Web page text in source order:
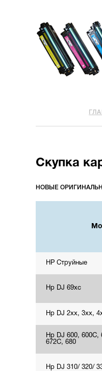
Скупка
НОВЫЕ
HP Струйные
Hp DJ 69xc
Hp DJ 2xx, 3xx,
Hp DJ 600, 600C,
672C, 680
Hp DJ 310/ 320/